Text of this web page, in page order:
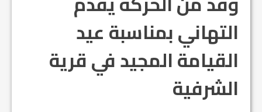
التهاني بمناسبة عيد
القيامة المجيد في قرية
الشرفية